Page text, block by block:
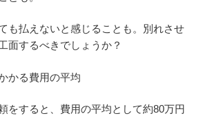
も払えないと感じることも。別れさせ
面するべきでしょうか？
かる費用の平均
をすると、費用の平均として約80万円